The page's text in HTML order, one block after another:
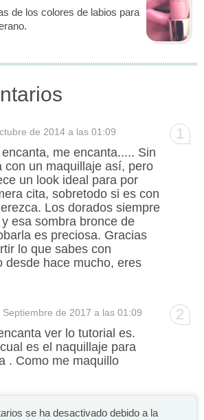
de los colores de labios para
1
de 2014 a las 01:09
me encanta..... Sin
con un maquillaje así, pero
un look ideal para por
cita, sobretodo si es con
Los dorados siempre
esa sombra bronce de
es preciosa. Gracias
lo que sabes con
desde hace mucho, eres
2
Septiembre de 2017 a las 01:09
ver lo tutorial es.
es el naquillaje para
. Como me maquillo
se ha desactivado debido a la